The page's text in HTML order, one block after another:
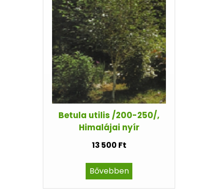
Betula utilis /200-250/,
Himalájai nyír
13 500 Ft
Bővebben